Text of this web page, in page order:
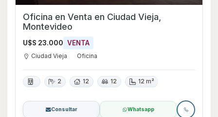
Oficina en Venta en Ciudad Vieja,
Montevideo
U$S 23.000 VENTA
Ciudad Vieja Oficina
2 12 12 12 m²
Consultar Whatsapp